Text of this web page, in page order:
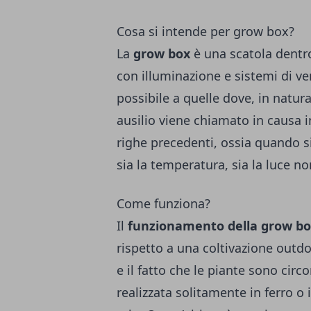
Cosa si intende per grow box?
La grow box è una scatola
con illuminazione e sistemi di
possibile a quelle dove, in
ausilio viene chiamato in causa
righe precedenti, ossia quando
sia la temperatura, sia la luce
Come funziona?
Il funzionamento della grow
rispetto a una coltivazione
e il fatto che le piante sono
realizzata solitamente in ferro o